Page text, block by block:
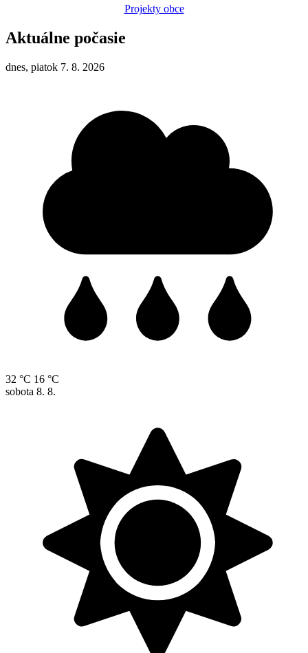
Projekty obce
Aktuálne počasie
dnes, piatok 7. 8. 2026
32 °C 16 °C
sobota 8. 8.